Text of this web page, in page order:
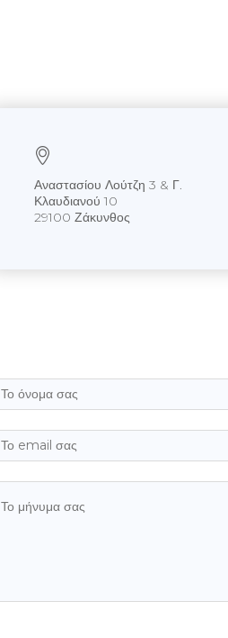
Αναστασίου Λούτζη 3 & Γ.
Κλαυδιανού 10
29100 Ζάκυνθος